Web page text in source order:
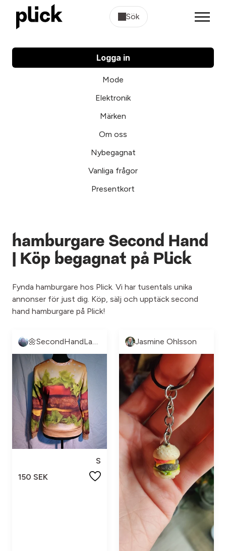
Sök
Logga in
Mode
Elektronik
Märken
Om oss
Nybegagnat
Vanliga frågor
Presentkort
hamburgare Second Hand
| Köp begagnat på Plick
Fynda hamburgare hos Plick. Vi har tusentals unika
annonser för just dig. Köp, sälj och upptäck second
hand hamburgare på Plick!
🌼SecondHandLand🌼
S
150 SEK
Jasmine Ohlsson